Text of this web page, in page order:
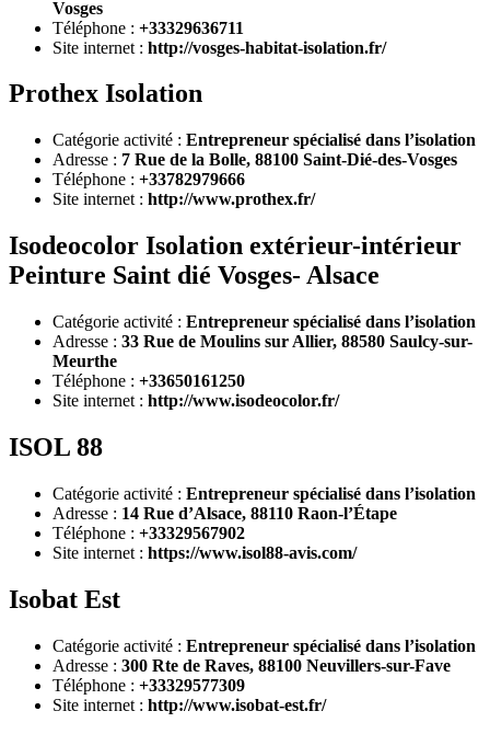
Vosges
Téléphone : +33329636711
Site internet : http://vosges-habitat-isolation.fr/
Prothex Isolation
Catégorie activité : Entrepreneur spécialisé dans l’isolation
Adresse : 7 Rue de la Bolle, 88100 Saint-Dié-des-Vosges
Téléphone : +33782979666
Site internet : http://www.prothex.fr/
Isodeocolor Isolation extérieur-intérieur
Peinture Saint dié Vosges- Alsace
Catégorie activité : Entrepreneur spécialisé dans l’isolation
Adresse : 33 Rue de Moulins sur Allier, 88580 Saulcy-sur-
Meurthe
Téléphone : +33650161250
Site internet : http://www.isodeocolor.fr/
ISOL 88
Catégorie activité : Entrepreneur spécialisé dans l’isolation
Adresse : 14 Rue d’Alsace, 88110 Raon-l’Étape
Téléphone : +33329567902
Site internet : https://www.isol88-avis.com/
Isobat Est
Catégorie activité : Entrepreneur spécialisé dans l’isolation
Adresse : 300 Rte de Raves, 88100 Neuvillers-sur-Fave
Téléphone : +33329577309
Site internet : http://www.isobat-est.fr/